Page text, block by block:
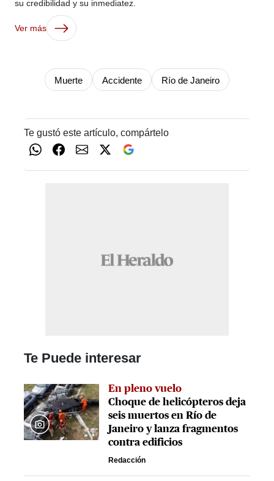
su credibilidad y su inmediatez.
Ver más
Muerte Accidente Río de Janeiro
Te gustó este artículo, compártelo
Te Puede interesar
En pleno vuelo
Choque de helicópteros deja
seis muertos en Río de
Janeiro y lanza fragmentos
contra edificios
Redacción